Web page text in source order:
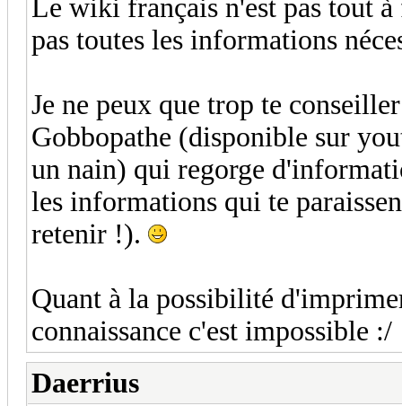
Le wiki français n'est pas tout
pas toutes les informations
Je ne peux que trop te
Gobbopathe (disponible sur
un nain) qui regorge
les informations qui te
retenir !).
Quant à la possibilité
connaissance c'est impossible :/
Daerrius